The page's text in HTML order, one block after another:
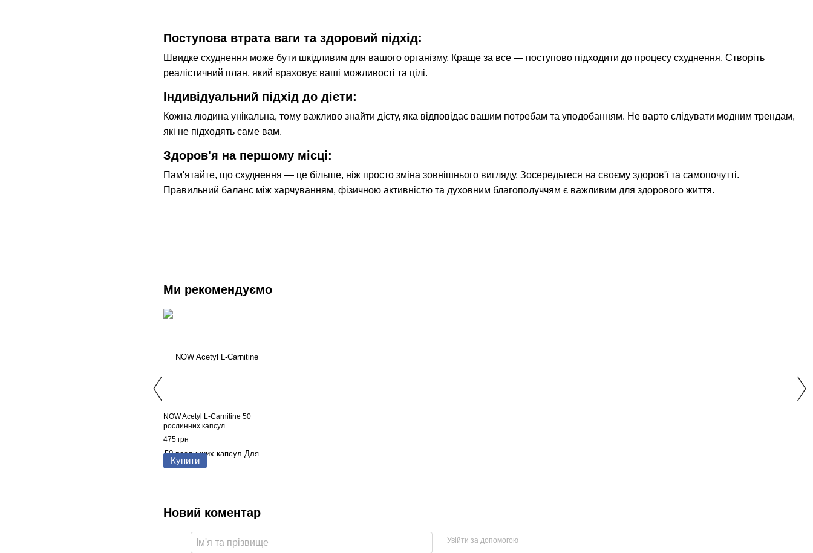
Поступова втрата ваги та здоровий підхід:
Швидке схуднення може бути шкідливим для вашого організму. Краще за все — поступово підходити до процесу схуднення. Створіть
реалістичний план, який враховує ваші можливості та цілі.
Індивідуальний підхід до дієти:
Кожна людина унікальна, тому важливо знайти дієту, яка відповідає вашим потребам та уподобанням. Не варто слідувати модним трендам,
які не підходять саме вам.
Здоров'я на першому місці:
Пам'ятайте, що схуднення — це більше, ніж просто зміна зовнішнього вигляду. Зосередьтеся на своєму здоров'ї та самопочутті.
Правильний баланс між харчуванням, фізичною активністю та духовним благополуччям є важливим для здорового життя.
Ми рекомендуємо
NOW Acetyl L-Carnitine 50
рослинних капсул
475 грн
Купити
Новий коментар
Увійти за допомогою